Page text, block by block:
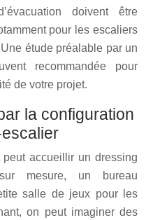
doivent être
pour les escaliers
étude préalable par un
recommandée pour
de votre projet.
la configuration
peut accueillir un dressing
mesure, un bureau
salle de jeux pour les
on peut imaginer des